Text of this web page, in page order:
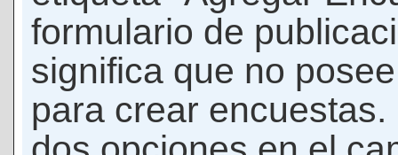
formulario de
significa que no
para crear